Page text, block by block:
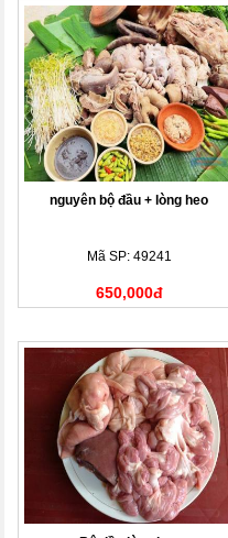
nguyên bộ đầu + lòng heo
Mã SP: 49241
650,000đ